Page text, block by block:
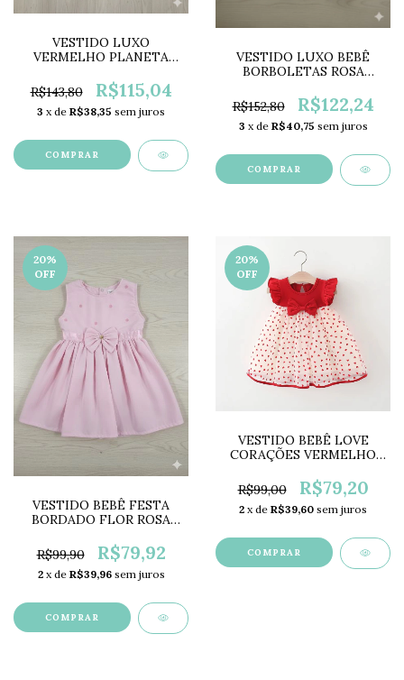
VESTIDO LUXO
VERMELHO PLANETA
R$143,80
R$115,04
3 x de R$38,35 sem juros
COMPRAR
VESTIDO LUXO BEBÊ
BORBOLETAS ROSA
R$152,80
R$122,24
3 x de R$40,75 sem juros
COMPRAR
20%
OFF
VESTIDO BEBÊ FESTA
BORDADO FLOR ROSA
R$99,90
R$79,92
2 x de R$39,96 sem juros
COMPRAR
20%
OFF
VESTIDO BEBÊ LOVE
CORAÇÕES VERMELHO
R$99,00
R$79,20
2 x de R$39,60 sem juros
COMPRAR